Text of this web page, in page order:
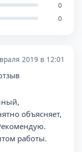
0
0
2019 в 12:01
объясняет,
работы.